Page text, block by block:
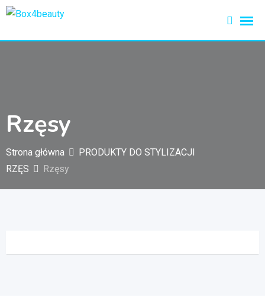
Przejdź
treści
Rzęsy
Strona główna
PRODUKTY DO STYLIZACJI
RZĘS
Rzęsy